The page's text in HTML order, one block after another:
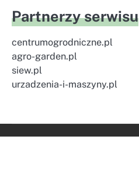
Partnerzy serwisu
centrumogrodniczne.pl
agro-garden.pl
siew.pl
urzadzenia-i-maszyny.pl